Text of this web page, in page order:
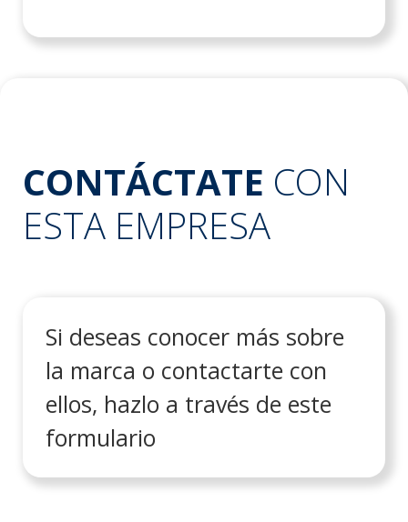
CONTÁCTATE CON
ESTA EMPRESA
Si deseas conocer más sobre
la marca o contactarte con
ellos, hazlo a través de este
formulario